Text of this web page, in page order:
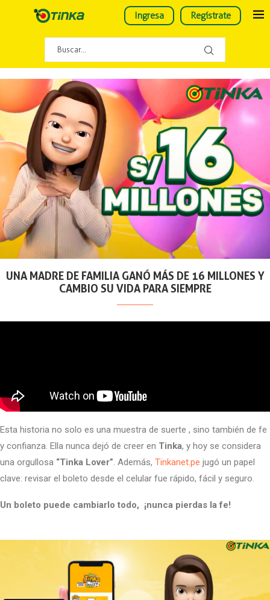
Ingresa Regístrate
UNA MADRE DE FAMILIA GANÓ MÁS DE 16 MILLONES Y
CAMBIO SU VIDA PARA SIEMPRE
Esta historia no solo es una muestra de suerte , sino también de fe
y confianza. Ella nunca dejó de creer en Tinka, y hoy se considera
una orgullosa “Tinka Lover”. Además, Tinkanet.pe jugó un papel
clave: revisar el boleto desde el celular fue rápido, fácil y seguro.
Un boleto puede cambiarlo todo, ¡nunca pierdas la fe!